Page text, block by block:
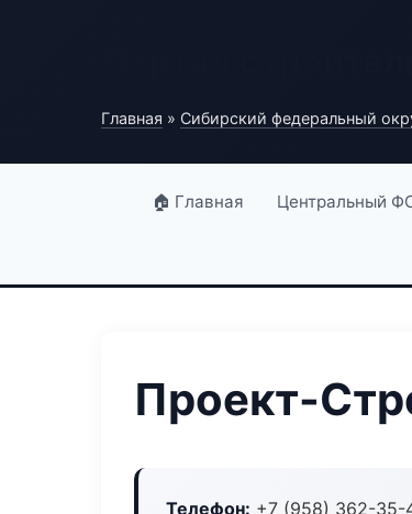
Главная » Сибирский федеральный
🏠 Главная Центральный
Проект-
Телефон: +7 (958) 362-35-